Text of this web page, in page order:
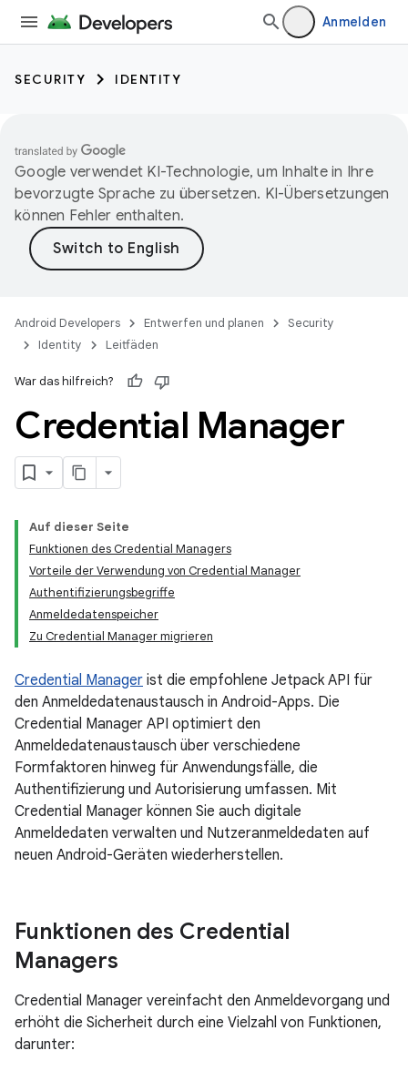
Anmelden
SECURITY IDENTITY
Google verwendet KI-Technologie, um Inhalte in Ihre
bevorzugte Sprache zu übersetzen. KI-Übersetzungen
können Fehler enthalten.
Android Developers Entwerfen und planen
Security
Identity
Leitfäden
War das hilfreich?
Credential Manager
Auf dieser Seite
Funktionen des Credential Managers
Vorteile der Verwendung von Credential Manager
Authentifizierungsbegriffe
Anmeldedatenspeicher
Zu Credential Manager migrieren
Credential Manager ist die empfohlene Jetpack API für
den Anmeldedatenaustausch in Android-Apps. Die
Credential Manager API optimiert den
Anmeldedatenaustausch über verschiedene
Formfaktoren hinweg für Anwendungsfälle, die
Authentifizierung und Autorisierung umfassen. Mit
Credential Manager können Sie auch digitale
Anmeldedaten verwalten und Nutzeranmeldedaten auf
neuen Android-Geräten wiederherstellen.
Funktionen des Credential
Managers
Credential Manager vereinfacht den Anmeldevorgang und
erhöht die Sicherheit durch eine Vielzahl von Funktionen,
darunter: